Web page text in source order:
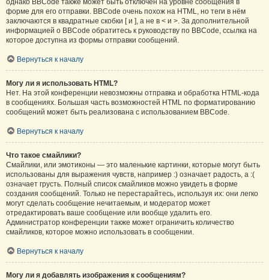
однако BBCode также может быть отключён на уровне сообщения в
форме для его отправки. BBCode очень похож на HTML, но теги в нём
заключаются в квадратные скобки [ и ], а не в < и >. За дополнительной
информацией о BBCode обратитесь к руководству по BBCode, ссылка на
которое доступна из формы отправки сообщений.
Вернуться к началу
Могу ли я использовать HTML?
Нет. На этой конференции невозможны отправка и обработка HTML-кода
в сообщениях. Большая часть возможностей HTML по форматированию
сообщений может быть реализована с использованием BBCode.
Вернуться к началу
Что такое смайлики?
Смайлики, или эмотиконы — это маленькие картинки, которые могут быть
использованы для выражения чувств, например :) означает радость, а :(
означает грусть. Полный список смайликов можно увидеть в форме
создания сообщений. Только не перестарайтесь, используя их: они легко
могут сделать сообщение нечитаемым, и модератор может
отредактировать ваше сообщение или вообще удалить его.
Администратор конференции также может ограничить количество
смайликов, которое можно использовать в сообщении.
Вернуться к началу
Могу ли я добавлять изображения к сообщениям?